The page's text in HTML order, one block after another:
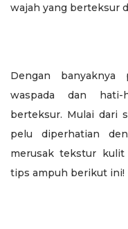
wajah yang berteksur
Dengan banyaknya
waspada dan
berteksur. Mulai dari
pelu diperhatian
merusak tekstur
tips ampuh berikut ini!